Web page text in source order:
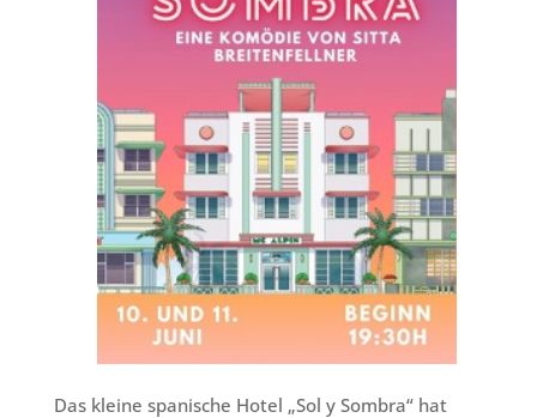
Das kleine spanische Hotel „Sol y Sombra“ hat